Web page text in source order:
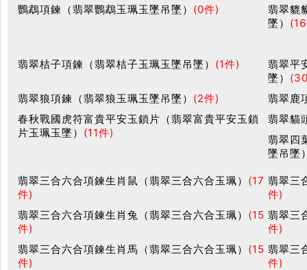
鸚鵡項鍊（翡翠鸚鵡玉珮玉墜吊墜） (0件)
翡翠貔
墜）
翡翠桔子項鍊（翡翠桔子玉珮玉墜吊墜） (1件)
翡翠平
墜）
翡翠狼項鍊（翡翠狼玉珮玉墜吊墜） (2件)
翡翠鹿
春秋戰國虎符富貴平安玉鎖片（翡翠富貴平安玉鎖
片玉珮玉墜） (11件)
翡翠貓
翡翠四
墜吊墜
翡翠三合六合項鍊生肖鼠（翡翠三合六合玉珮） (17
件)
翡翠三
件)
翡翠三合六合項鍊生肖兔（翡翠三合六合玉珮） (15
件)
翡翠三
件)
翡翠三合六合項鍊生肖馬（翡翠三合六合玉珮） (15
件)
翡翠三
件)